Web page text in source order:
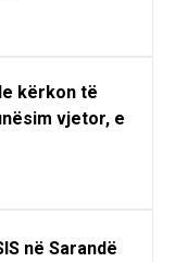
kërkon të
vjetor, e
në Sarandë